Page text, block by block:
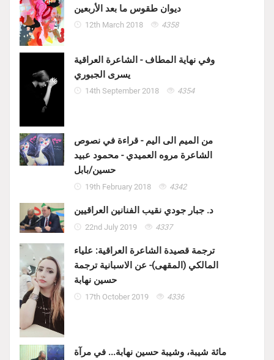
ديوان طقوس ما بعد الأربعين
12th March 2018 4358
وفي نهاية المطاف - الشاعرة العراقية
يسرى الجبوري
14th September 2018 4354
من الميم الى اليم - قراءة في نصوص
الشاعرة مروه العميدي - محمود عبيد
حسين/بابل
19th February 2018 4342
د. جبار جودي نقيب الفنانين العراقيين
22nd July 2019 4337
ترجمة قصيدة الشاعرة العراقية: علياء
المالكي (المقهى)- عن الاسبانية ترجمة
حسين نهابة
17th October 2019 4336
مائة شيبة، وشيبة حسين نهابة... في مرآة